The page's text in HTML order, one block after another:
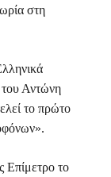
στη
Αντώνη
το πρώτο
Επίμετρο το